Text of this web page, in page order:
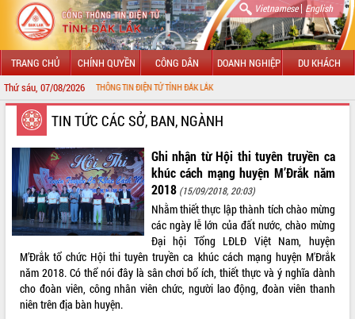
Vietnamese| English
TRANG CHỦ CHÍNH QUYỀN CÔNG DÂN DOANH NGHIỆP DU KHÁCH
Thứ sáu, 07/08/2026
CỔNG THÔNG TIN ĐIỆN TỬ TỈNH ĐẮK LẮK
GIỚI THIỆU
LÃNH ĐẠO UBND TỈNH
TIN TỨC SỰ KIỆN
SỞ, BAN, NGÀNH
THÔNG TIN CHỈ ĐẠO ĐIỀU HÀNH
HỆ THỐNG VĂN BẢN
TIN TỨC CÁC SỞ, BAN, NGÀNH
Ghi nhận từ Hội thi tuyên truyền ca
khúc cách mạng huyện M’Đrắk năm
2018 (15/09/2018, 20:03)
Nhằm thiết thực lập thành tích chào mừng
các ngày lễ lớn của đất nước, chào mừng
Đại hội Tổng LĐLĐ Việt Nam, huyện
M’Đrắk tổ chức Hội thi tuyên truyền ca khúc cách mạng huyện M'Đrắk
năm 2018. Có thể nói đây là sân chơi bổ ích, thiết thực và ý nghĩa dành
cho đoàn viên, công nhân viên chức, người lao động, đoàn viên thanh
niên trên địa bàn huyện.